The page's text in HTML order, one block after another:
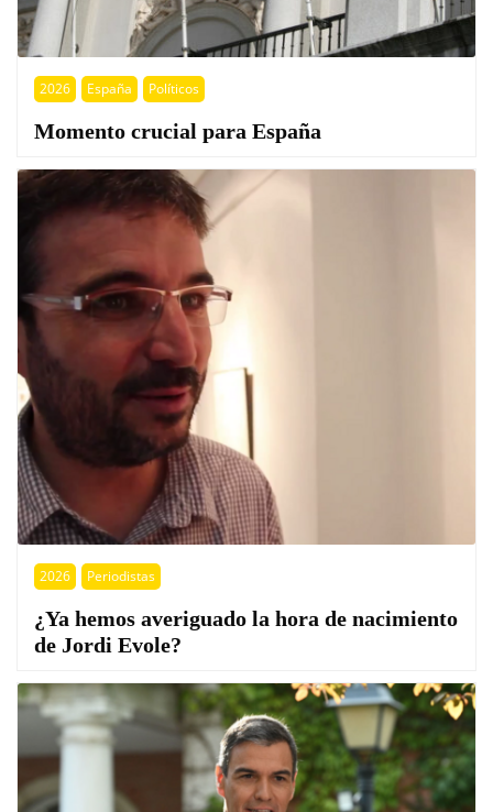
2026 España Políticos
Momento crucial para España
2026 Periodistas
¿Ya hemos averiguado la hora de nacimiento
de Jordi Evole?